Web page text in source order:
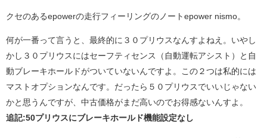
クセのあるepowerの走行フィーリングのノートepower nismo。
何が一番って言うと、最終的に３０プリウスなんすよねえ。いやし
かし３０プリウスにはセーフティセンス（自動運転アシスト）と自
動ブレーキホールドがついていないんですよ。この２つは私的には
マストオプションなんです。だったら５０プリウスでいいじゃない
かと思うんですが、中古価格がまだ高いのでお得感ないんすよ。
追記:50プリウスにブレーキホールド機能設定なし